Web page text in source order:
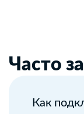
Часто
Как